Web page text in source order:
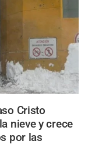
Cristo
nieve y crece
por las